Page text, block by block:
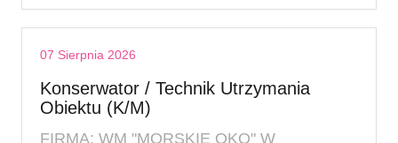
07 Sierpnia 2026
Konserwator / Technik Utrzymania
Obiektu (K/M)
FIRMA: WM "MORSKIE OKO" W